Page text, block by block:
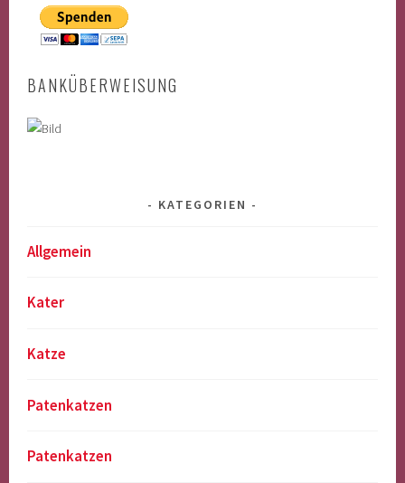
BANKÜBERWEISUNG
KATEGORIEN
Allgemein
Kater
Katze
Patenkatzen
Patenkatzen